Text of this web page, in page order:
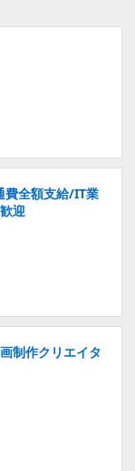
費全額支給/IT業
迎
制作クリエイタ